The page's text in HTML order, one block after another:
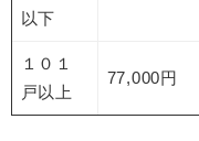
以下
１０１
戸以上
77,000円